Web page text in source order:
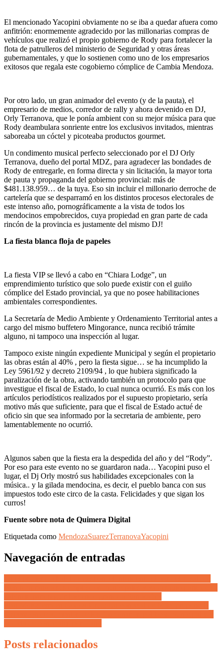
El mencionado Yacopini obviamente no se iba a quedar afuera como
anfitrión: enormemente agradecido por las millonarias compras de
vehículos que realizó el propio gobierno de Rody para fortalecer la
flota de patrulleros del ministerio de Seguridad y otras áreas
gubernamentales, y que lo sostienen como uno de los empresarios
exitosos que regala este cogobierno cómplice de Cambia Mendoza.
Por otro lado, un gran animador del evento (y de la pauta), el
empresario de medios, corredor de rally y ahora devenido en DJ,
Orly Terranova, que le ponía ambient con su mejor música para que
Rody deambulara sonriente entre los exclusivos invitados, mientras
saboreaba un cóctel y picoteaba productos gourmet.
Un condimento musical perfecto seleccionado por el DJ Orly
Terranova, dueño del portal MDZ, para agradecer las bondades de
Rody de entregarle, en forma directa y sin licitación, la mayor torta
de pauta y propaganda del gobierno provincial: más de
$481.138.959… de la tuya. Eso sin incluir el millonario derroche de
cartelería que se desparramó en los distintos procesos electorales de
este intenso año, pornográficamente a la vista de todos los
mendocinos empobrecidos, cuya propiedad en gran parte de cada
rincón de la provincia es justamente del mismo DJ!
La fiesta blanca floja de papeles
La fiesta VIP se llevó a cabo en “Chiara Lodge”, un
emprendimiento turístico que solo puede existir con el guiño
cómplice del Estado provincial, ya que no posee habilitaciones
ambientales correspondientes.
La Secretaría de Medio Ambiente y Ordenamiento Territorial antes a
cargo del mismo buffetero Mingorance, nunca recibió trámite
alguno, ni tampoco una inspección al lugar.
Tampoco existe ningún expediente Municipal y según el propietario
las obras están al 40% , pero la fiesta sigue… se ha incumplido la
Ley 5961/92 y decreto 2109/94 , lo que hubiera significado la
paralización de la obra, activando también un protocolo para que
investigue el fiscal de Estado, lo cual nunca ocurrió. Es más con los
artículos periodísticos realizados por el supuesto propietario, sería
motivo más que suficiente, para que el fiscal de Estado actué de
oficio sin que sea informado por la secretaria de ambiente, pero
lamentablemente no ocurrió.
Algunos saben que la fiesta era la despedida del año y del “Rody”.
Por eso para este evento no se guardaron nada… Yacopini puso el
lugar, el Dj Orly mostró sus habilidades excepcionales con la
música.. y la gilada mendocina, es decir, el pueblo banca con sus
impuestos todo este circo de la casta. Felicidades y que sigan los
curros!
Fuente sobre nota de Quimera Digital
Etiquetada como MendozaSuarezTerranovaYacopini
Navegación de entradas
Posts relacionados